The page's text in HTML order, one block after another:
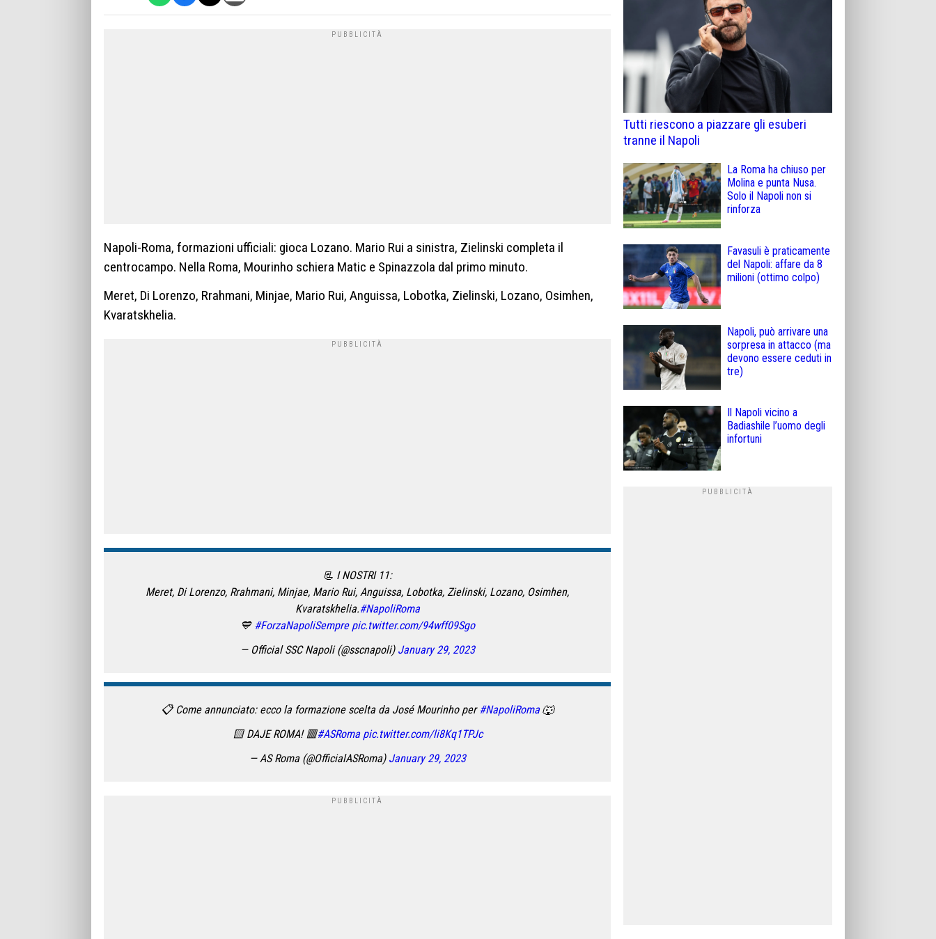
Napoli-Roma, formazioni ufficiali: gioca Lozano. Mario Rui a sinistra, Zielinski completa il
centrocampo. Nella Roma, Mourinho schiera Matic e Spinazzola dal primo minuto.
Meret, Di Lorenzo, Rrahmani, Minjae, Mario Rui, Anguissa, Lobotka, Zielinski, Lozano, Osimhen,
Kvaratskhelia.
📃 I NOSTRI 11:
Meret, Di Lorenzo, Rrahmani, Minjae, Mario Rui, Anguissa, Lobotka, Zielinski, Lozano, Osimhen,
Kvaratskhelia.#NapoliRoma
💙 #ForzaNapoliSempre pic.twitter.com/94wff09Sgo
— Official SSC Napoli (@sscnapoli) January 29, 2023
📋 Come annunciato: ecco la formazione scelta da José Mourinho per #NapoliRoma🐺
🟨 DAJE ROMA! 🟥#ASRoma pic.twitter.com/li8Kq1TPJc
— AS Roma (@OfficialASRoma) January 29, 2023
Tutti riescono a piazzare gli esuberi
tranne il Napoli
La Roma ha chiuso per
Molina e punta Nusa.
Solo il Napoli non si
rinforza
Favasuli è praticamente
del Napoli: affare da 8
milioni (ottimo colpo)
Napoli, può arrivare una
sorpresa in attacco (ma
devono essere ceduti in
tre)
Il Napoli vicino a
Badiashile l’uomo degli
infortuni